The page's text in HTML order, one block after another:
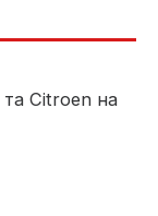
Citroen на